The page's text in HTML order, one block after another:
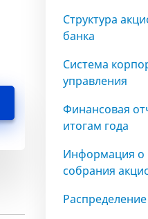
Структура
банка
Система
управления
Финансовая
итогам года
Информация о
собрания